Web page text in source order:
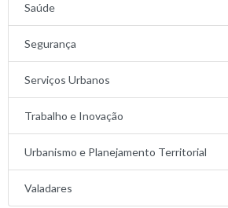
Saúde
Segurança
Serviços Urbanos
Trabalho e Inovação
Urbanismo e Planejamento Territorial
Valadares